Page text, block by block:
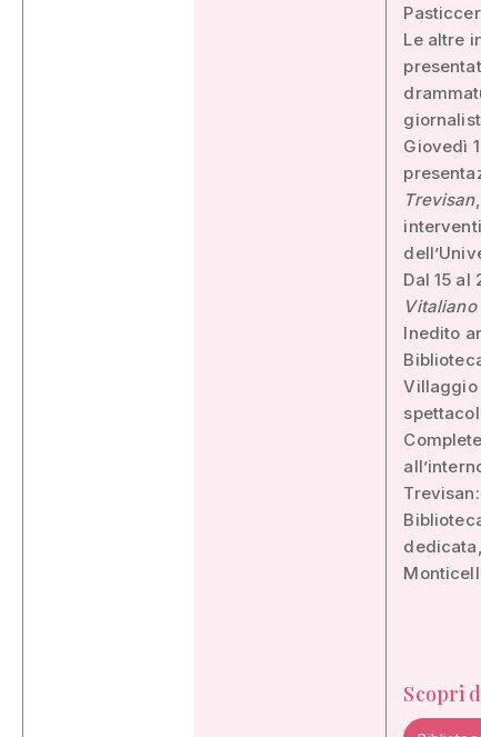
Le altre
Giovedì
Trevisan
Dal 15
Inedito
Villaggio
Scopri